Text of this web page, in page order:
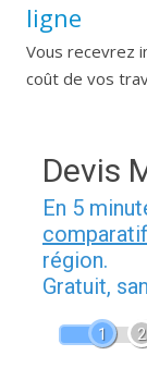
ligne
Vous recevrez
coût de vos
Devis
En 5
région.
Gratuit,
1 2